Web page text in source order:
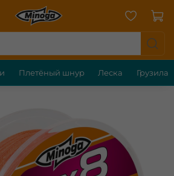
Плетёный шнур Леска Грузила